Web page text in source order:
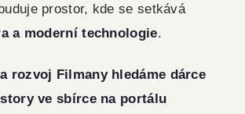
prostor, kde se setkává
a moderní technologie.
rozvoj Filmany hledáme dárce
ve sbírce na portálu